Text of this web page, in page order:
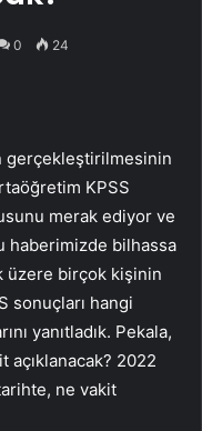
0 24
gerçekleştirilmesinin
KPSS
merak ediyor ve
haberimizde bilhassa
üzere birçok kişinin
sonuçları hangi
yanıtladık. Pekala,
açıklanacak? 2022
ne vakit